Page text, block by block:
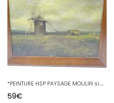
*
PEINTURE HSP PAYSAGE MOULIN signé G.MACE cadre Couleur ACAJOU milieu XXe DECO
59€